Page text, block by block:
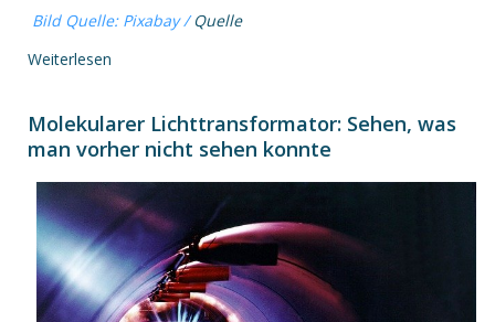
Bild Quelle: Pixabay /Quelle
Weiterlesen
Molekularer Lichttransformator: Sehen, was
man vorher nicht sehen konnte